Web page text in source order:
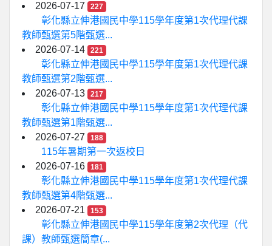
2026-07-17
227
彰化縣立伸港國民中學115學年度第1次代理代課
教師甄選第5階甄選...
2026-07-14
221
彰化縣立伸港國民中學115學年度第1次代理代課
教師甄選第2階甄選...
2026-07-13
217
彰化縣立伸港國民中學115學年度第1次代理代課
教師甄選第1階甄選...
2026-07-27
188
115年暑期第一次返校日
2026-07-16
181
彰化縣立伸港國民中學115學年度第1次代理代課
教師甄選第4階甄選...
2026-07-21
153
彰化縣立伸港國民中學115學年度第2次代理（代
課）教師甄選簡章(...